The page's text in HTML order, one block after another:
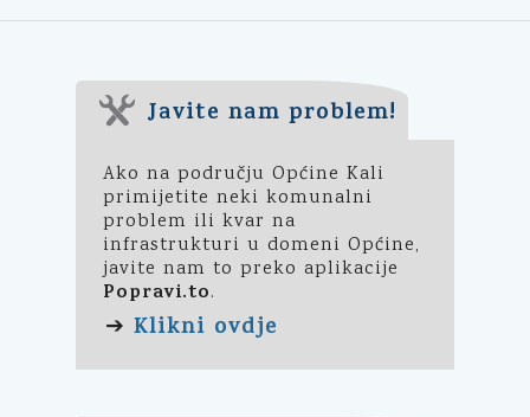
Javite nam problem!
Ako na području Općine Kali
primijetite neki komunalni
problem ili kvar na
infrastrukturi u domeni Općine,
javite nam to preko aplikacije
Popravi.to.
➔ Klikni ovdje